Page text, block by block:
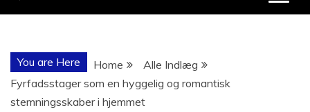
You are Here Home
Alle Indlæg
Fyrfadsstager som en hyggelig og romantisk
stemningsskaber i hjemmet